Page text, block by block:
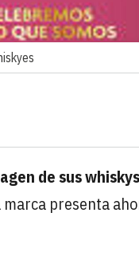
de sus whiskys
marca presenta